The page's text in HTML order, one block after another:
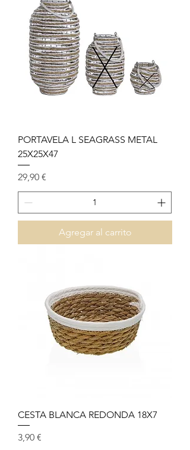
PORTAVELA L SEAGRASS METAL
25X25X47
Precio
29,90 €
Agregar al carrito
CESTA BLANCA REDONDA 18X7
Precio
3,90 €